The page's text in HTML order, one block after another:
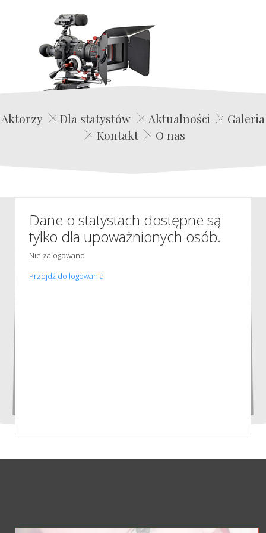
Edwin Film Agencja Aktorska
Aktorzy Dla statystów Aktualności
Galeria
Kontakt
O nas
Dane o statystach dostępne są
tylko dla upoważnionych osób.
Nie zalogowano
Przejdź do logowania